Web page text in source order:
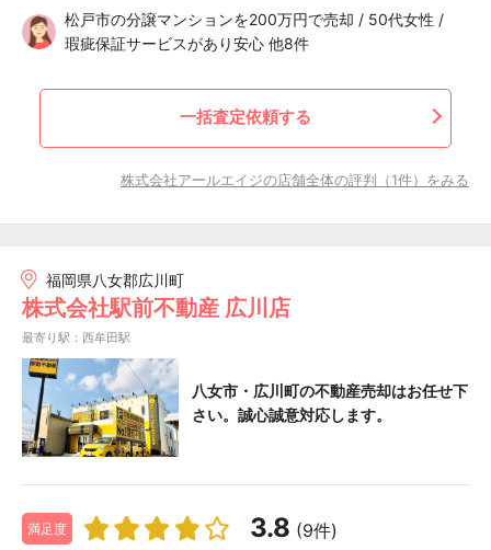
松戸市の分譲マンションを200万円で売却 / 50代女性 /
瑕疵保証サービスがあり安心 他8件
一括査定依頼する
株式会社アールエイジの店舗全体の評判（1件）をみる
福岡県八女郡広川町
株式会社駅前不動産 広川店
最寄り駅：西牟田駅
八女市・広川町の不動産売却はお任せ下
さい。誠心誠意対応します。
満足度 3.8 (9件)